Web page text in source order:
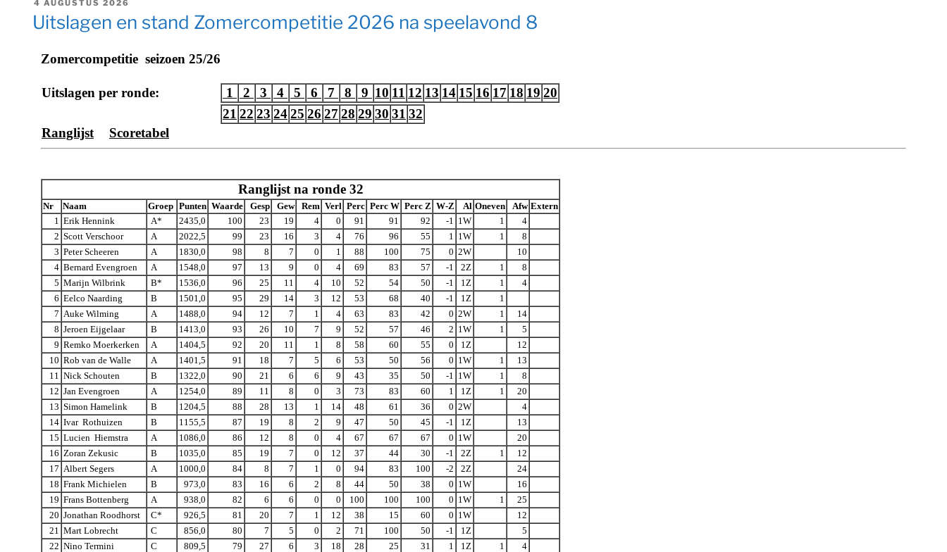
OP
4 AUGUSTUS 2026
Uitslagen en stand Zomercompetitie 2026 na speelavond 8